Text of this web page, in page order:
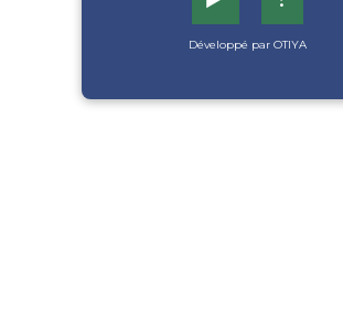
Développé par OTIYA